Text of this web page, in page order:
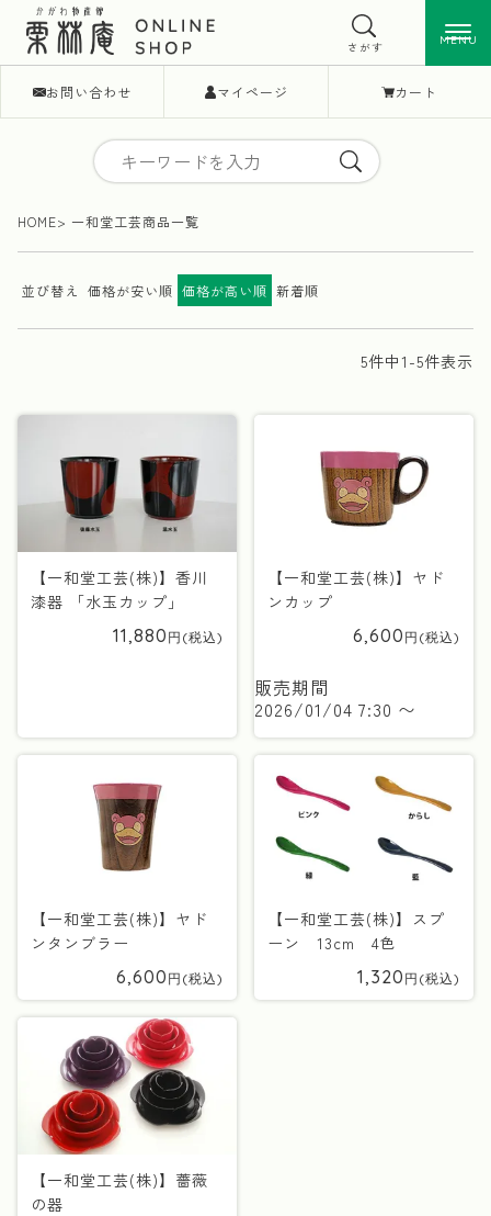
お問い合わせ マイページ カート
MENU
さがす MENU
HOME 一和堂工芸商品一覧
並び替え 価格が安い順 価格が高い順 新着順
5件中1 -5件表示
【一和堂工芸(株)】香川
漆器 「水玉カップ」
11,880
【一和堂工芸(株)】ヤド
ンカップ
6,600
販売期間
2026/01/04 7:30 〜
【一和堂工芸(株)】ヤド
ンタンブラー
6,600
【一和堂工芸(株)】スプ
ーン 13cm 4色
1,320
【一和堂工芸(株)】薔薇
の器